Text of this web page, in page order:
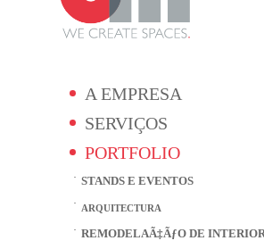
A EMPRESA
SERVIÇOS
PORTFOLIO
STANDS E EVENTOS
ARQUITECTURA
REMODELAÃ‡ÃƒO DE